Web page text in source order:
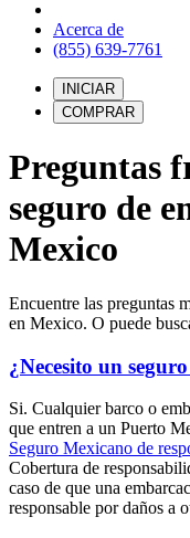
Acerca de
(855) 639-7761
INICIAR
COMPRAR
Preguntas
seguro de
Mexico
Encuentre las preguntas
en Mexico. O puede
¿Necesito un
Si. Cualquier barco o
que entren a un Puerto
Seguro Mexicano de
Cobertura de
caso de que una
responsable por daños a